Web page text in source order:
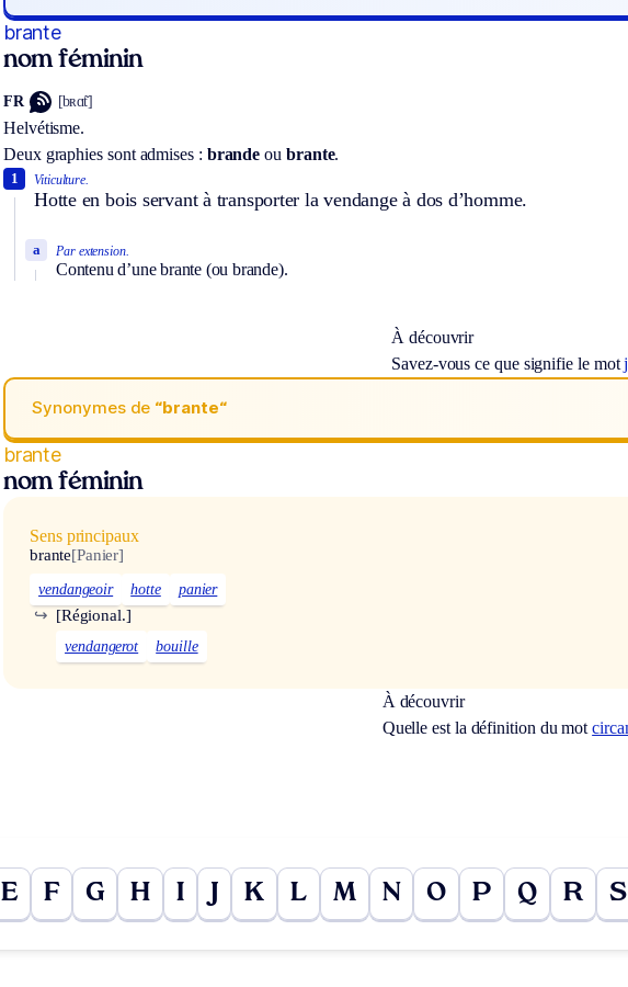
brante
nom féminin
FR [bʀɑ̃t]
Helvétisme.
Deux graphies sont admises : brande ou brante.
Viticulture.
Hotte en bois servant à transporter la vendange à dos d’homme.
1
Par extension.
Contenu d’une brante (ou brande).
a
À découvrir
Savez-vous ce que signifie le mot
Synonymes de “brante“
brante
nom féminin
Sens principaux
brante[Panier]
vendangeoir hotte panier
[Régional.]
↪
vendangerot bouille
À découvrir
Quelle est la définition du mot
E F G H I J K L M N O P Q R S